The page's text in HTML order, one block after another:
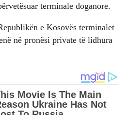
terminale doganore.
e Kosovës terminalet
në pronësi private të lidhura